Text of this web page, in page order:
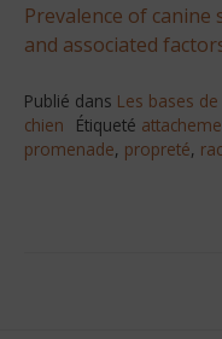
Prevalence of
and associated
Publié dans Les bases de
chien
Étiqueté
promenade, propreté,